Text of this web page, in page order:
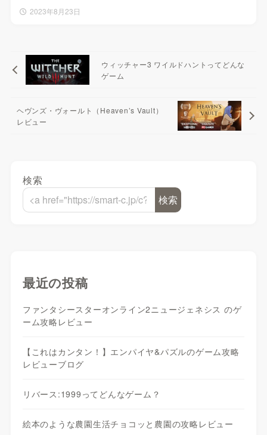
2023年8月23日
ウィッチャー3 ワイルドハントってどんな
ゲーム
ヘヴンズ・ヴォールト（Heaven’s Vault）
レビュー
検索
検索
最近の投稿
ファンタシースターオンライン2ニュージェネシス のゲ
ーム攻略レビュー
【これはカンタン！】エンパイヤ&パズルのゲーム攻略
レビューブログ
リバース:1999ってどんなゲーム？
絵本のような農園生活チョコッと農園の攻略レビュー